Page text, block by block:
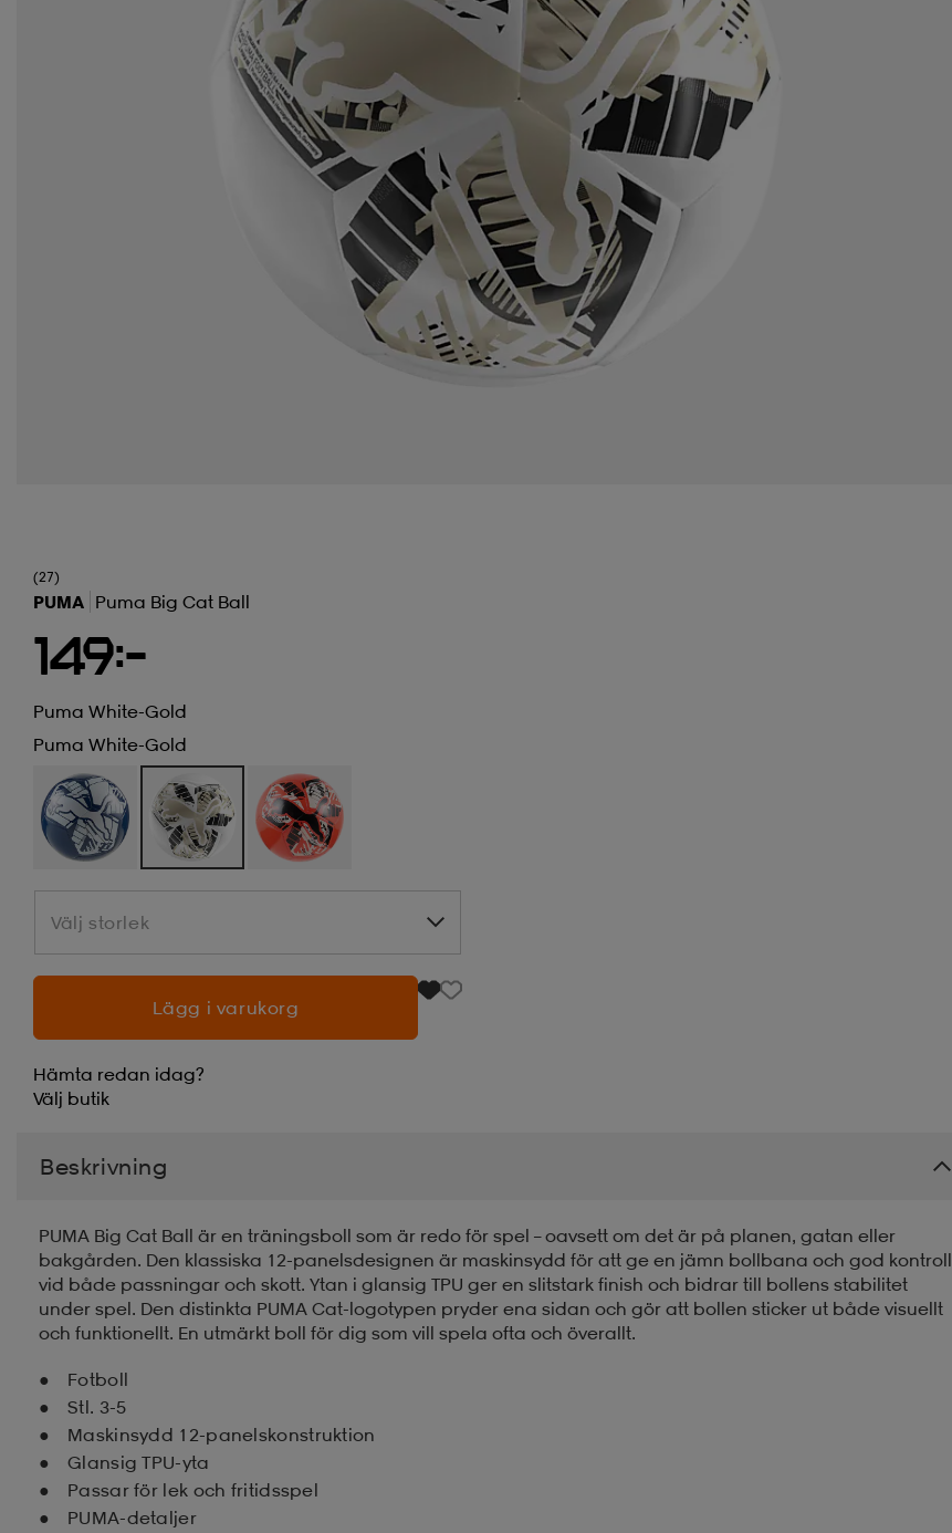
(27)
PUMA Puma Big Cat Ball
149:-
Puma White-Gold
Puma White-Gold
Välj storlek
Välj storlek
Lägg i varukorg
Hämta redan idag?
Välj butik
Beskrivning
PUMA Big Cat Ball är en träningsboll som är redo för spel – oavsett om det är på planen, gatan eller
bakgården. Den klassiska 12-panelsdesignen är maskinsydd för att ge en jämn bollbana och god kontroll
vid både passningar och skott. Ytan i glansig TPU ger en slitstark finish och bidrar till bollens stabilitet
under spel. Den distinkta PUMA Cat-logotypen pryder ena sidan och gör att bollen sticker ut både visuellt
och funktionellt. En utmärkt boll för dig som vill spela ofta och överallt.
Fotboll
Stl. 3-5
Maskinsydd 12-panelskonstruktion
Glansig TPU-yta
Passar för lek och fritidsspel
PUMA-detaljer